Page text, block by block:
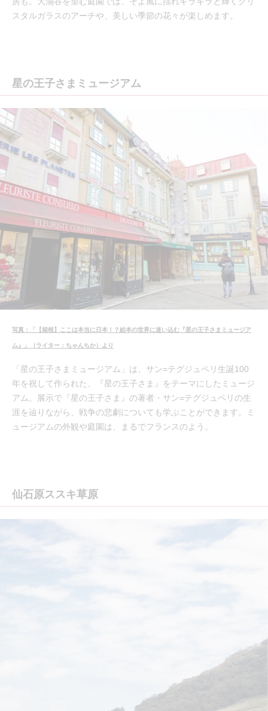
スタルガラスのアーチや、美しい季節の花々が楽しめます。
星の王子さまミュージアム
写真：「【箱根】ここは本当に日本！？絵本の世界に迷い込む『星の王子さまミュージア
ム』」（ライター：ちゃんちか）より
「星の王子さまミュージアム」は、サン=テグジュペリ生誕100
年を祝して作られた、『星の王子さま』をテーマにしたミュージ
アム。展示で『星の王子さま』の著者・サン=テグジュペリの生
涯を辿りながら、戦争の悲劇についても学ぶことができます。ミ
ュージアムの外観や庭園は、まるでフランスのよう。
仙石原ススキ草原